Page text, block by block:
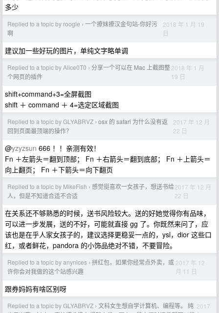
多少
Replied to a topic by roogle › 一个撩妹撩汉金句站-你好污
啊
2018 年 1 月 19
日
建议加一些好玩的图片，单纯文字略单调
Replied to a topic by Alice0T0 › 分享一个可以在 Mac 上截图整
个网页的插件
2018 年 1 月
19 日
shift+command+3=全屏截图
shift ＋ command ＋ 4=选定区域截图
Replied to a topic by GLYABRVZ › osx 的 safari 为什么没有返
回到页面最顶端的操作？
2017 年 12 月
22 日
@yzyzsun 666 ！！亲测有效！
Fn ＋左箭头＝翻到顶部； Fn ＋右箭头＝翻到底部； Fn ＋上箭头＝
向上翻页； Fn ＋下箭头＝向下翻页
Replied to a topic by MikeFish › 感觉挺喜欢一女孩子，想送书给
人，但是不知道合适不合适
2017 年 12 月
22 日
在关系还不够熟悉的时候，送书风险较大。送的好她觉得你有品味，
可以进一步发展，送的不好，可能就直接 gg 了。你既然来问了，应
该也是在乎人家女孩子的，建议选择更稳妥一点的，ysl，dior 这些口
红，或者鲜花，pandora 的小饰品绝对不错，不要冒险。
Replied to a topic by anynices › 拼红包，如果你经常点外卖，或
许你会对我做的这个站感兴趣
2017 年 12
月 11 日
跟券妈妈有啥区别呀
Replied to a topic by GLYABRVZ › 文科女生想自学计算机、编程等。 纯 2017